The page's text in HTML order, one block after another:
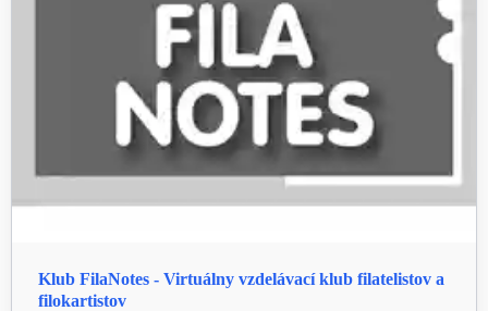
Klub FilaNotes - Virtuálny vzdelávací klub filatelistov a
filokartistov